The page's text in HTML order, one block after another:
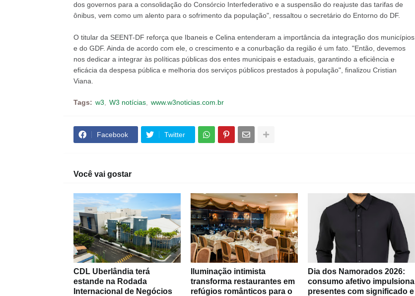
dos governos para a consolidação do Consórcio Interfederativo e a suspensão do reajuste das tarifas de
ônibus, vem como um alento para o sofrimento da população", ressaltou o secretário do Entorno do DF.
O titular da SEENT-DF reforça que Ibaneis e Celina entenderam a importância da integração dos municípios
e do GDF. Ainda de acordo com ele, o crescimento e a conurbação da região é um fato. "Então, devemos
nos dedicar a integrar às políticas públicas dos entes municipais e estaduais, garantindo a eficiência e
eficácia da despesa pública e melhoria dos serviços públicos prestados à população", finalizou Cristian
Viana.
Tags: w3 W3 notícias www.w3noticias.com.br
Facebook Twitter
Você vai gostar
CDL Uberlândia terá
estande na Rodada
Internacional de Negócios
Iluminação intimista
transforma restaurantes em
refúgios românticos para o
Dia dos Namorados 2026:
consumo afetivo impulsiona
presentes com significado e